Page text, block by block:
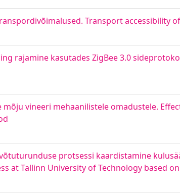
Transport accessibility
rajamine kasutades ZigBee 3.0
vineeri mehaanilistele omadustele.
protsessi kaardistamine
at Tallinn University of Technology based